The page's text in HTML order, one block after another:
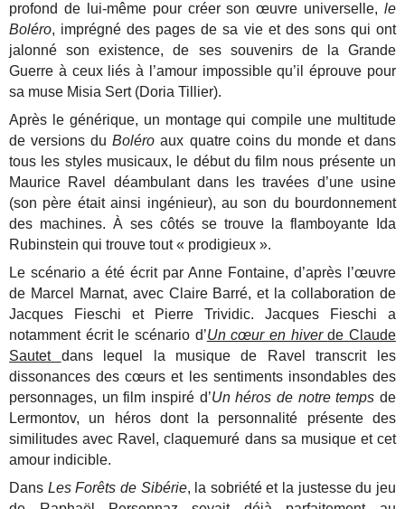
profond de lui-même pour créer son œuvre universelle, le
Boléro, imprégné des pages de sa vie et des sons qui ont
jalonné son existence, de ses souvenirs de la Grande
Guerre à ceux liés à l’amour impossible qu’il éprouve pour
sa muse Misia Sert (Doria Tillier).
Après le générique, un montage qui compile une multitude
de versions duBoléro aux quatre coins du monde et dans
tous les styles musicaux, le début du film nous présente un
Maurice Ravel déambulant dans les travées d’une usine
(son père était ainsi ingénieur), au son du bourdonnement
des machines. À ses côtés se trouve la flamboyante Ida
Rubinstein qui trouve tout « prodigieux ».
Le scénario a été écrit par Anne Fontaine, d’après l’œuvre
de Marcel Marnat, avec Claire Barré, et la collaboration de
Jacques Fieschi et Pierre Trividic. Jacques Fieschi a
notamment écrit le scénario d’Un cœur en hiverde Claude
Sautet dans lequel la musique de Ravel transcrit les
dissonances des cœurs et les sentiments insondables des
personnages, un film inspiré d’Un héros de notre temps de
Lermontov, un héros dont la personnalité présente des
similitudes avec Ravel, claquemuré dans sa musique et cet
amour indicible.
Dans Les Forêts de Sibérie, la sobriété et la justesse du jeu